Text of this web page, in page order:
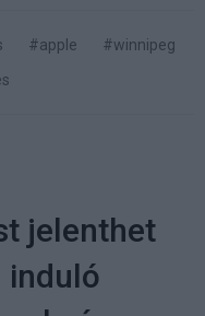
#apple
#winnipeg
jelenthet
induló